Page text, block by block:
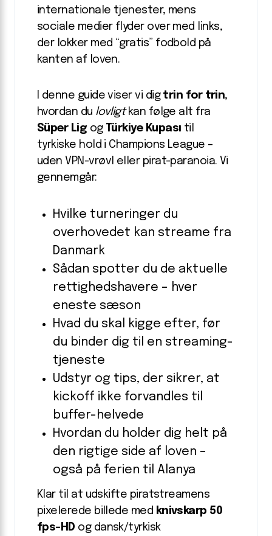
internationale tjenester, mens
sociale medier flyder over med links,
der lokker med “gratis” fodbold på
kanten af loven.
I denne guide viser vi dig trin for trin,
hvordan du lovligtkan følge alt fra
Süper Ligog Türkiye Kupası til
tyrkiske hold i Champions League –
uden VPN-vrøvl eller pirat-paranoia. Vi
gennemgår:
Hvilke turneringer du
overhovedet kan streame fra
Danmark
Sådan spotter du de aktuelle
rettighedshavere – hver
eneste sæson
Hvad du skal kigge efter, før
du binder dig til en streaming­
tjeneste
Udstyr og tips, der sikrer, at
kickoff ikke forvandles til
buffer-helvede
Hvordan du holder dig helt på
den rigtige side af loven –
også på ferien til Alanya
Klar til at udskifte piratstreamens
pixelerede billede med knivskarp 50
fps-HD og dansk/tyrkisk